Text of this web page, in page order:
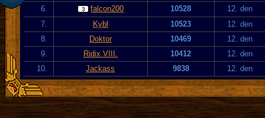
6.
falcon200 10528
12. den
7.
Kybl 10523
12. den
8.
Doktor 10469
12. den
9.
Ridix VIII. 10412
12. den
10.
Jackass 9838 12. den